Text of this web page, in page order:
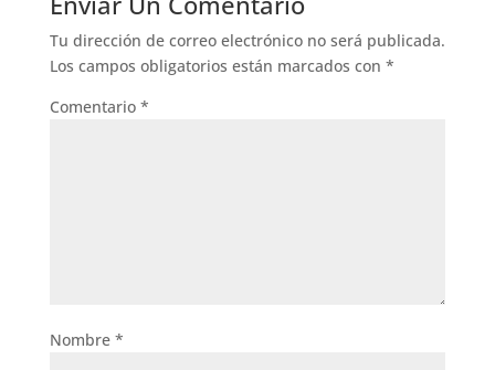
Tu dirección de correo electrónico no será publicada.
Los campos obligatorios están marcados con *
Comentario *
Nombre *